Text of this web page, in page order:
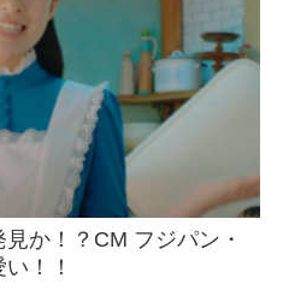
か！？CM フジパン・
！！